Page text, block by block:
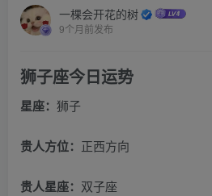
一棵会开花的树
9个月前发布
狮子座今日运势
星座： 狮子
贵人方位： 正西方向
贵人星座： 双子座